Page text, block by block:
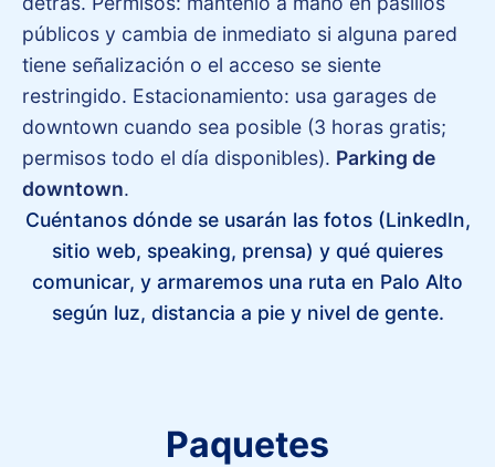
públicos y cambia de inmediato si alguna pared
tiene señalización o el acceso se siente
restringido. Estacionamiento: usa garages de
downtown cuando sea posible (3 horas gratis;
permisos todo el día disponibles). Parking de
downtown.
Cuéntanos dónde se usarán las fotos (LinkedIn,
sitio web, speaking, prensa) y qué quieres
comunicar, y armaremos una ruta en Palo Alto
según luz, distancia a pie y nivel de gente.
Paquetes